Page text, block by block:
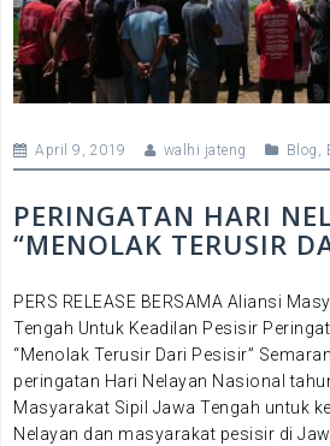
April 9, 2019 walhi jateng Blog ,
PERINGATAN HARI
“MENOLAK TERUSIR
PERS RELEASE BERSAMA Aliansi
Tengah Untuk Keadilan Pesisir
“Menolak Terusir Dari Pesisir”
peringatan Hari Nelayan Nasional
Masyarakat Sipil Jawa Tengah untuk
Nelayan dan masyarakat pesisir di